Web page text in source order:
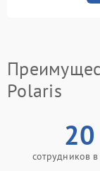
Polaris
20
сотрудников